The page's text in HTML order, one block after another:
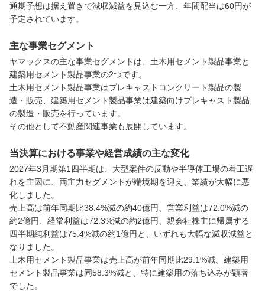
通期予想は据え置きで減収減益を見込む一方、年間配当は60円が
予定されています。
主な事業セグメント
ヤマックスの主な事業セグメントは、土木用セメント製品事業と
建築用セメント製品事業の2つです。
土木用セメント製品事業はプレキャストコンクリート製品の製
造・販売、建築用セメント製品事業は建築向けプレキャスト製品
の製造・販売を行っています。
その他として不動産関連事業も展開しています。
当決算における事業や経営成績の主な変化
2027年3月期第1四半期は、大型案件の反動や半導体工場の着工遅
れを主因に、両主力セグメントが端境期を迎え、業績が大幅に悪
化しました。
売上高は前年同期比38.4%減の約40億円、営業利益は72.0%減の
約2億円、経常利益は72.3%減の約2億円、親会社株主に帰属する
四半期純利益は75.4%減の約1億円と、いずれも大幅な減収減益と
なりました。
土木用セメント製品事業は売上高が前年同期比29.1%減、建築用
セメント製品事業は同58.3%減と、特に建築用の落ち込みが顕著
でした。